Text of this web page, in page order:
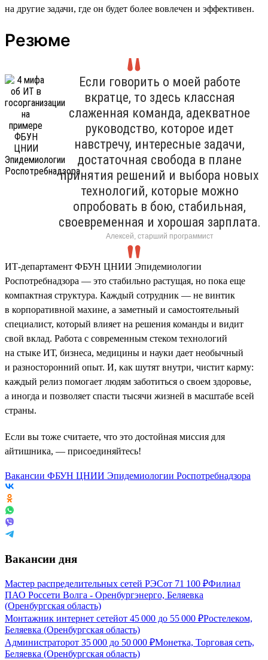
на другие задачи, где он будет более вовлечен и эффективен.
Резюме
Если говорить о моей работе
вкратце, то здесь классная
слаженная команда, адекватное
руководство, которое идет
навстречу, интересные задачи,
достаточная свобода в плане
принятия решений и выбора новых
технологий, которые можно
опробовать в бою, стабильная,
своевременная и хорошая зарплата.
Алексей, старший программист
ИТ-департамент ФБУН ЦНИИ Эпидемиологии
Роспотребнадзора — это стабильно растущая, но пока еще
компактная структура. Каждый сотрудник — не винтик
в корпоративной махине, а заметный и самостоятельный
специалист, который влияет на решения команды и видит
свой вклад. Работа с современным стеком технологий
на стыке ИТ, бизнеса, медицины и науки дает необычный
и разносторонний опыт. И, как шутят внутри, чистит карму:
каждый релиз помогает людям заботиться о своем здоровье,
а иногда и позволяет спасти тысячи жизней в масштабе всей
страны.
Если вы тоже считаете, что это достойная миссия для
айтишника, — присоединяйтесь!
Вакансии ФБУН ЦНИИ Эпидемиологии Роспотребнадзора
Вакансии дня
Мастер распределительных сетей РЭСот 71 100 ₽Филиал
ПАО Россети Волга - Оренбургэнерго, Беляевка
(Оренбургская область)
Монтажник интернет сетейот 45 000 до 55 000 ₽Ростелеком,
Беляевка (Оренбургская область)
Администраторот 35 000 до 50 000 ₽Монетка, Торговая сеть,
Беляевка (Оренбургская область)